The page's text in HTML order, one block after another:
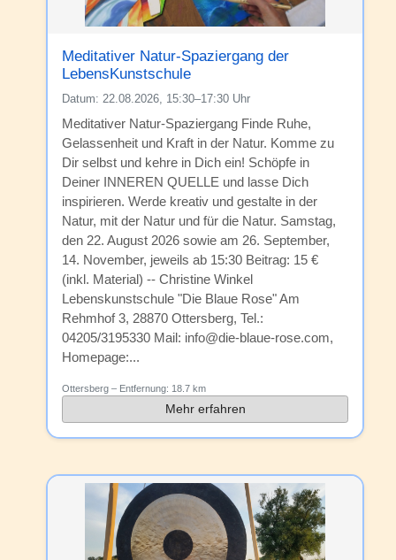
Meditativer Natur-Spaziergang der
LebensKunstschule
Datum: 22.08.2026, 15:30–17:30 Uhr
Meditativer Natur-Spaziergang Finde Ruhe,
Gelassenheit und Kraft in der Natur. Komme zu
Dir selbst und kehre in Dich ein! Schöpfe in
Deiner INNEREN QUELLE und lasse Dich
inspirieren. Werde kreativ und gestalte in der
Natur, mit der Natur und für die Natur. Samstag,
den 22. August 2026 sowie am 26. September,
14. November, jeweils ab 15:30 Beitrag: 15 €
(inkl. Material) -- Christine Winkel
Lebenskunstschule "Die Blaue Rose" Am
Rehmhof 3, 28870 Ottersberg, Tel.:
04205/3195330 Mail: info@die-blaue-rose.com,
Homepage:...
Ottersberg – Entfernung: 18.7 km
Mehr erfahren